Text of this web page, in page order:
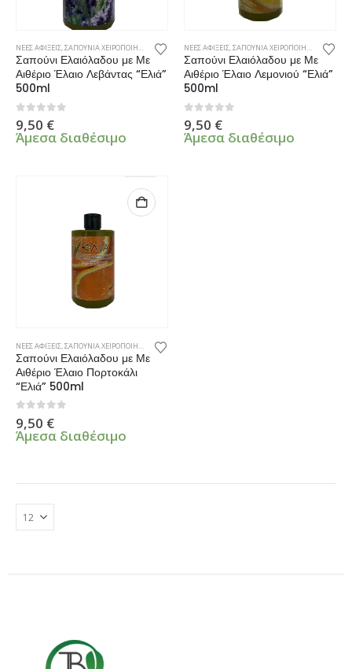
ΝΕΕΣ ΑΦΙΞΕΙΣ,ΣΑΠΟΥΝΙΑ ΧΕΙΡΟΠΟΙΗΤΑ
Σαπούνι Ελαιόλαδου με Με
Αιθέριο Έλαιο Λεβάντας “Ελιά”
500ml
0 από 5
9,50 €
Άμεσα διαθέσιμο
ΝΕΕΣ ΑΦΙΞΕΙΣ,ΣΑΠΟΥΝΙΑ ΧΕΙΡΟΠΟΙΗΤΑ
Σαπούνι Ελαιόλαδου με Με
Αιθέριο Έλαιο Λεμονιού “Ελιά”
500ml
0 από 5
9,50 €
Άμεσα διαθέσιμο
ΝΕΕΣ ΑΦΙΞΕΙΣ,ΣΑΠΟΥΝΙΑ ΧΕΙΡΟΠΟΙΗΤΑ
Σαπούνι Ελαιόλαδου με Με
Αιθέριο Έλαιο Πορτοκάλι
“Ελιά” 500ml
0 από 5
9,50 €
Άμεσα διαθέσιμο